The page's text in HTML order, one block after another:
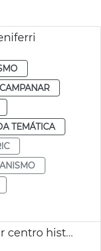
CAMPANAR
TEMÁTICA
Comisión Urbanismo. Solar centro histórico